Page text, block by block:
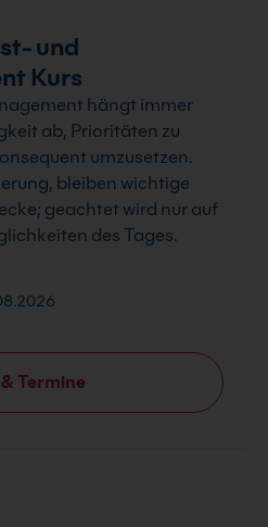
und
Kurs
hängt immer
ab, Prioritäten zu
umzusetzen.
bleiben wichtige
geachtet wird nur auf
des Tages.
Termine